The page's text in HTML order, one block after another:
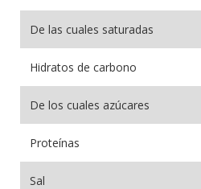
De las cuales saturadas
Hidratos de carbono
De los cuales azúcares
Proteínas
Sal